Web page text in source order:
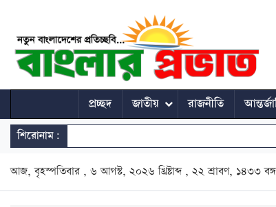
প্রচ্ছদ জাতীয় রাজনীতি
শিরোনাম:
আজ, বৃহস্পতিবার , ৬ আগস্ট, ২০২৬ খ্রিষ্টাব্দ , ২২ শ্রাবণ, ১৪৩৩